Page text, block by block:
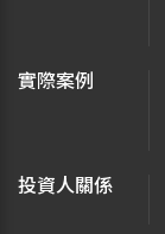
實際案例
投資人關係